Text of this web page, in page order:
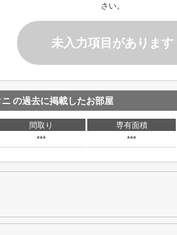
さい。
未入力項目があります
の過去に掲載したお部屋
間取り 専有面積
*** ***